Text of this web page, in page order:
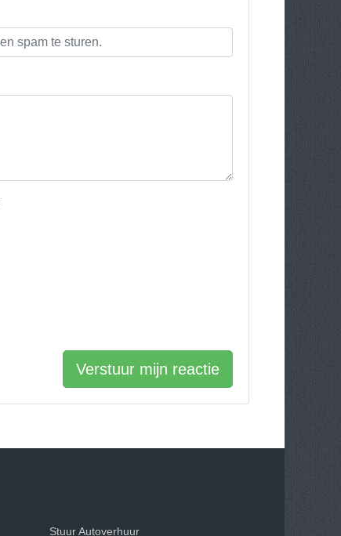
Verstuur mijn reactie
Stuur Autoverhuur